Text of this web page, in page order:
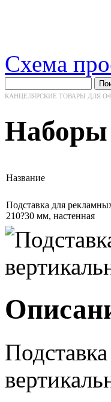
Схема
КАНЦЕЛЯРСКИЕ ТОВАРЫ ДЛЯ
Наборы
Название
Подставка для
210?30 мм, настенная